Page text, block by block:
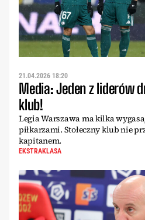
21.04.2026 18:20
Media: Jeden z liderów
klub!
Legia Warszawa ma kilka
piłkarzami. Stołeczny klub nie
kapitanem.
EKSTRAKLASA